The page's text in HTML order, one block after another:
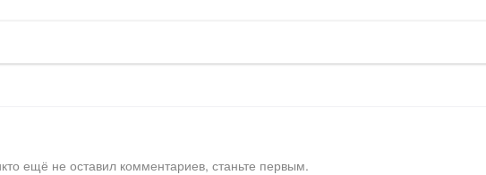
ещё не оставил комментариев, станьте первым.